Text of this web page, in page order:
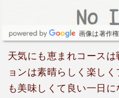
画像は著作
天気にも恵まれコース
ョンは素晴らしく楽し
も美味しくて良い一日に